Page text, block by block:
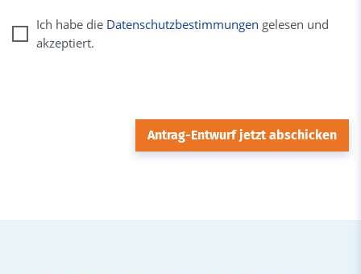
Ich habe die Datenschutzbestimmungen gelesen und
akzeptiert.